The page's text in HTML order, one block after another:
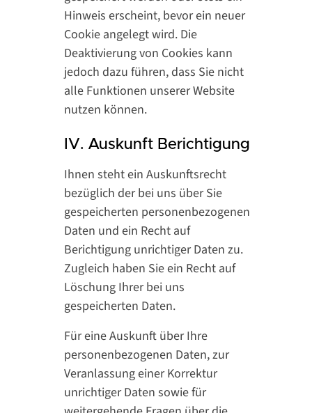
Hinweis erscheint, bevor ein neuer
Cookie angelegt wird. Die
Deaktivierung von Cookies kann
jedoch dazu führen, dass Sie nicht
alle Funktionen unserer Website
nutzen können.
IV. Auskunft Berichtigung
Ihnen steht ein Auskunftsrecht
bezüglich der bei uns über Sie
gespeicherten personenbezogenen
Daten und ein Recht auf
Berichtigung unrichtiger Daten zu.
Zugleich haben Sie ein Recht auf
Löschung Ihrer bei uns
gespeicherten Daten.
Für eine Auskunft über Ihre
personenbezogenen Daten, zur
Veranlassung einer Korrektur
unrichtiger Daten sowie für